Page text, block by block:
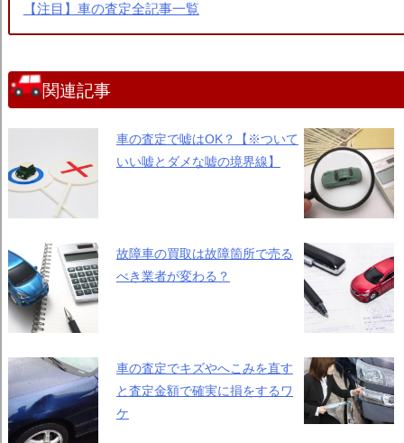
【注目】車の査定全記事一覧
関連記事
車の査定で嘘はOK？【※ついて
いい嘘とダメな嘘の境界線】
故障車の買取は故障箇所で売る
べき業者が変わる？
車の査定でキズやへこみを直す
と査定金額で確実に損をするワ
ケ